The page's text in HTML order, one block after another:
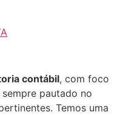
contábil, com foco
pautado no
Temos uma